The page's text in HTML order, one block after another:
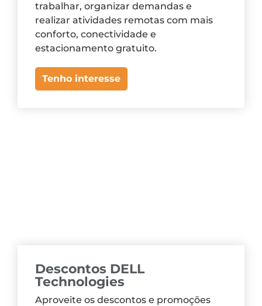
trabalhar, organizar demandas e
realizar atividades remotas com mais
conforto, conectividade e
estacionamento gratuito.
Tenho interesse
Descontos DELL
Technologies
Aproveite os descontos e promoções